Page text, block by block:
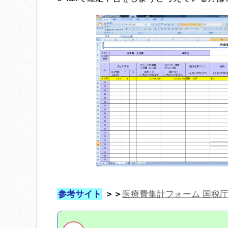
参考サイト ＞＞ 医療費集計フォーム 国税庁